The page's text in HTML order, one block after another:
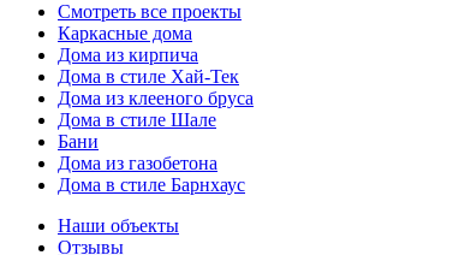
Смотреть все проекты
Каркасные дома
Дома из кирпича
Дома в стиле Хай-Тек
Дома из клееного бруса
Дома в стиле Шале
Бани
Дома из газобетона
Дома в стиле Барнхаус
Наши объекты
Отзывы